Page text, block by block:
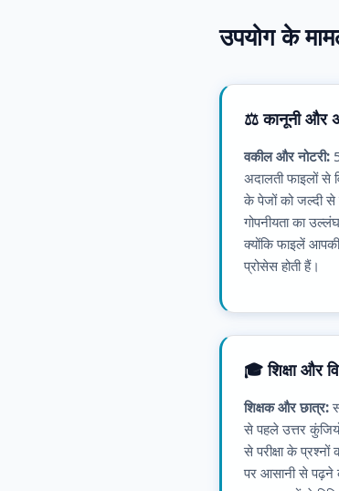
उपयोग के
⚖️ कानूनी और
वकील और नोटरी:
अदालती फाइलों से
के पेजों को जल्दी से
गोपनीयता का
क्योंकि फाइलें
प्रोसेस होती हैं।
🎓 शिक्षा और
शिक्षक और छात्र:
से पहले उत्तर
से परीक्षा के
पर आसानी से पढ़ने